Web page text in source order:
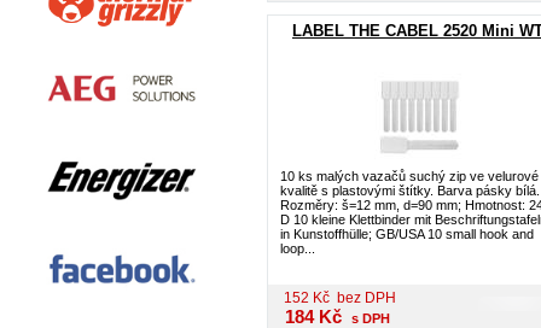
LABEL THE CABEL 2520 Mini
10 ks malých vazačů suchý zip ve velurové
kvalitě s plastovými štítky. Barva pásky bílá.
Rozměry: š=12 mm, d=90 mm; Hmotnost:
D 10 kleine Klettbinder mit
in Kunstoffhülle; GB/USA 10 small hook and
loop...
152 Kč bez DPH
184 Kč s DPH